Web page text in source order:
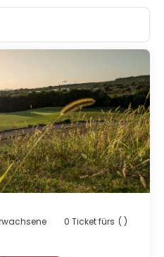
Fitnesscenter, eine Sauna,
die alle zur ruhigen
Das Iberostar Cristina
und ein professionelles
0 Ticket fürs ( )